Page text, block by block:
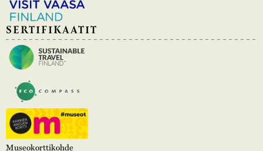
SERTIFIKAATIT
Museokorttikohde